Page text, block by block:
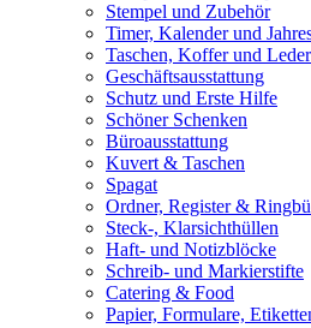
Stempel und Zubehör
Timer, Kalender und
Taschen, Koffer und
Geschäftsausstattung
Schutz und Erste Hilfe
Schöner Schenken
Büroausstattung
Kuvert & Taschen
Spagat
Ordner, Register &
Steck-, Klarsichthüllen
Haft- und Notizblöcke
Schreib- und Markierstifte
Catering & Food
Papier, Formulare,